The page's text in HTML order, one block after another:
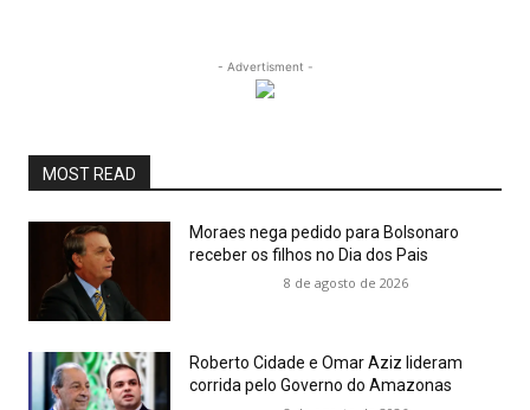
- Advertisment -
MOST READ
Moraes nega pedido para Bolsonaro
receber os filhos no Dia dos Pais
8 de agosto de 2026
Roberto Cidade e Omar Aziz lideram
corrida pelo Governo do Amazonas